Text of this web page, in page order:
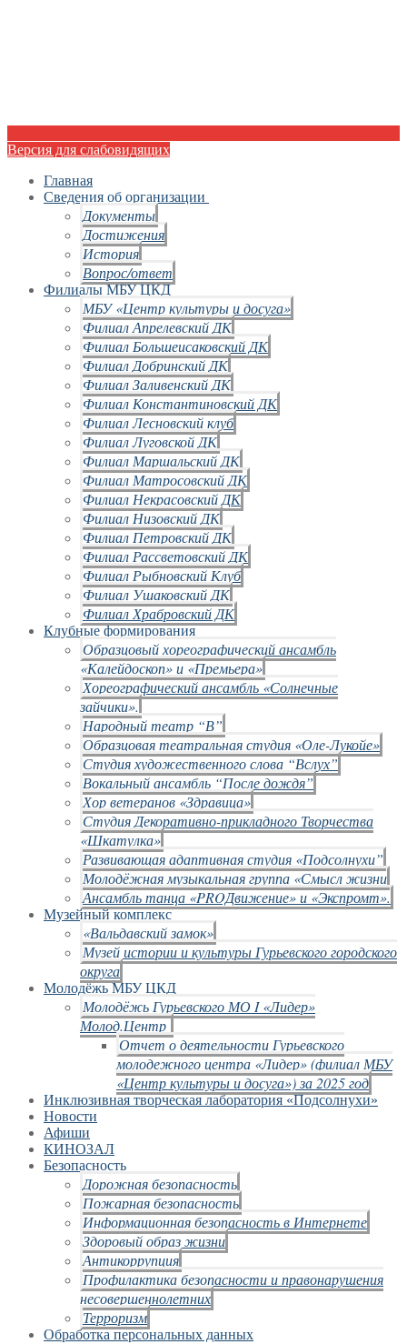
Версия для слабовидящих
Главная
Сведения об организации
Документы
Достижения
История
Вопрос/ответ
Филиалы МБУ ЦКД
МБУ «Центр культуры и досуга»
Филиал Апрелевский ДК
Филиал Большеисаковский ДК
Филиал Добринский ДК
Филиал Заливенский ДК
Филиал Константиновский ДК
Филиал Лесновский клуб
Филиал Луговской ДК
Филиал Маршальский ДК
Филиал Матросовский ДК
Филиал Некрасовский ДК
Филиал Низовский ДК
Филиал Петровский ДК
Филиал Рассветовский ДК
Филиал Рыбновский Клуб
Филиал Ушаковский ДК
Филиал Храбровский ДК
Клубные формирования
Образцовый хореографический ансамбль
«Калейдоскоп» и «Премьера»
Хореографический ансамбль «Солнечные
зайчики».
Народный театр “В”
Образцовая театральная студия «Оле-Лукойе»
Студия художественного слова “Вслух”
Вокальный ансамбль “После дождя”
Хор ветеранов «Здравица»
Студия Декоративно-прикладного Творчества
«Шкатулка»
Развивающая адаптивная студия «Подсолнухи”
Молодёжная музыкальная группа «Смысл жизни
Ансамбль танца «PROДвижение» и «Экспромт».
Музейный комплекс
«Вальдавский замок»
Музей истории и культуры Гурьевского городского
округа
Молодёжь МБУ ЦКД
Молодёжь Гурьевского МО I «Лидер»
Молод.Центр
Отчет о деятельности Гурьевского
молодежного центра «Лидер» (филиал МБУ
«Центр культуры и досуга») за 2025 год
Инклюзивная творческая лаборатория «Подсолнухи»
Новости
Афиши
КИНОЗАЛ
Безопасность
Дорожная безопасность
Пожарная безопасность
Информационная безопасность в Интернете
Здоровый образ жизни
Антикоррупция
Профилактика безопасности и правонарушения
несовершеннолетних
Терроризм
Обработка персональных данных